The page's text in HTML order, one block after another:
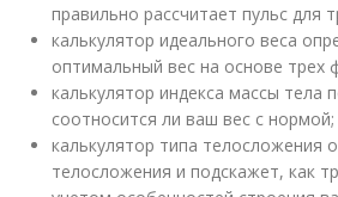
правильно рассчитает пульс для
калькулятор идеального веса
оптимальный вес на основе трех
калькулятор индекса массы тела
соотносится ли ваш вес с нормой;
калькулятор типа телосложения
телосложения и подскажет, как